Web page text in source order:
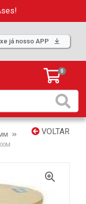
já nosso APP
0
VOLTAR